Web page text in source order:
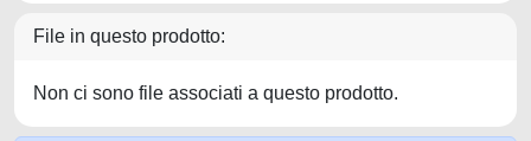
File in questo prodotto:
Non ci sono file associati a questo prodotto.